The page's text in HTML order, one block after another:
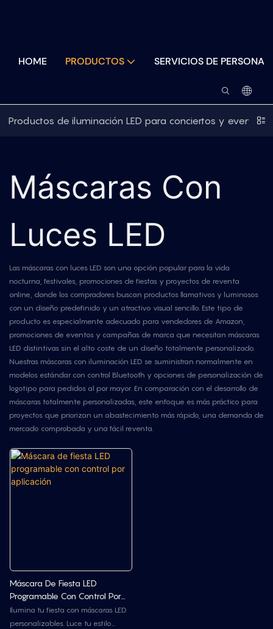
HOME PRODUCTOS SERVICIOS DE
Productos de iluminación LED para conciertos y eventos
Máscaras Con
Luces LED
Las máscaras con luces LED son una opción popular para la vida
nocturna, festivales, promociones de fiestas y proyectos de reventa
online, donde los compradores buscan productos llamativos y luminosos
con un diseño predefinido y un atractivo visual sencillo. Este tipo de
producto es especialmente adecuado para vendedores de Amazon,
promociones de eventos y campañas de marca que necesitan máscaras
LED distintivas sin el alto coste de un diseño totalmente personalizado.
Nuestras máscaras con iluminación LED se suministran normalmente en
modelos estándar con control Bluetooth y opciones de personalización de
logotipo para pedidos al por mayor. En comparación con el desarrollo de
máscaras totalmente personalizadas, este enfoque es más práctico para
proyectos que priorizan un abastecimiento más rápido, una demanda de
mercado comprobada y una fácil reventa.
Máscara De Fiesta LED
Programable Con Control Por
Aplicación
Ilumina tu fiesta con máscaras LED
personalizables. Luce tu estilo